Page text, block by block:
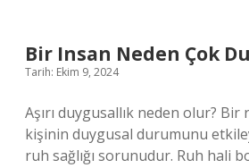
Bir Insan Neden Çok
Tarih: Ekim 9, 2024
Aşırı duygusallık neden olur?
kişinin duygusal durumunu
ruh sağlığı sorunudur. Ruh hali